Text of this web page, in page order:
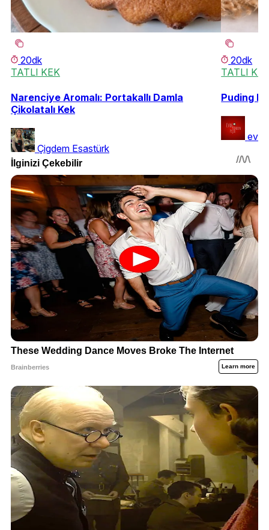
20dk
TATLI KEK
Narenciye Aromalı: Portakallı Damla
Çikolatalı Kek
Çigdem Esastürk
20dk
TATLI
Puding